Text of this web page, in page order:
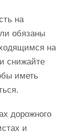
на
обязаны
на
снижайте
иметь
дорожного
и